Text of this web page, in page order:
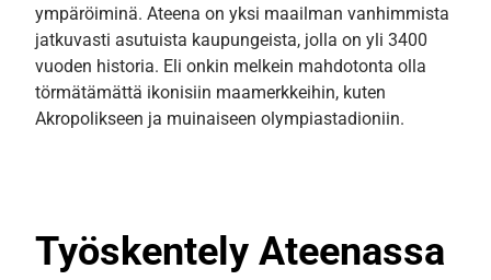
ympäröiminä. Ateena on yksi maailman vanhimmista
jatkuvasti asutuista kaupungeista, jolla on yli 3400
vuoden historia. Eli onkin melkein mahdotonta olla
törmätämättä ikonisiin maamerkkeihin, kuten
Akropolikseen ja muinaiseen olympiastadioniin.
Työskentely Ateenassa